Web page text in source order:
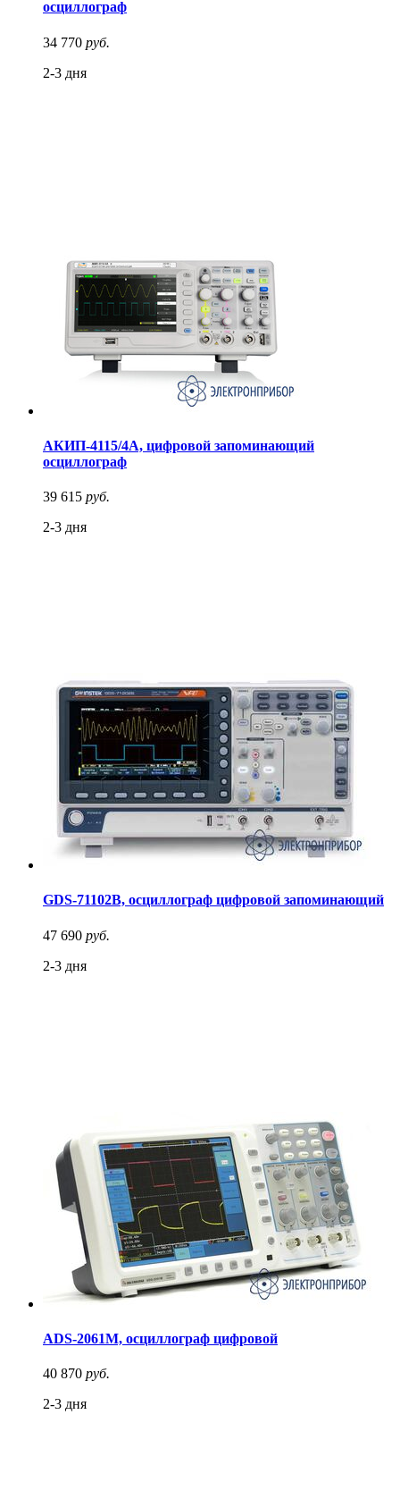
осциллограф
34 770 руб.
2-3 дня
АКИП-4115/4А, цифровой запоминающий
осциллограф
39 615 руб.
2-3 дня
GDS-71102B, осциллограф цифровой запоминающий
47 690 руб.
2-3 дня
ADS-2061M, осциллограф цифровой
40 870 руб.
2-3 дня